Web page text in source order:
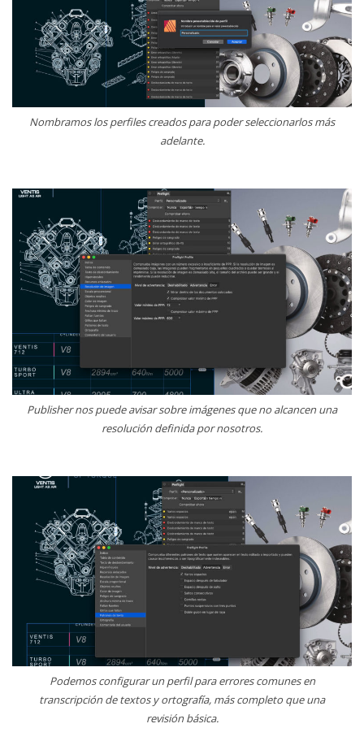
Nombramos los perfiles creados para poder seleccionarlos más
adelante.
Publisher nos puede avisar sobre imágenes que no alcancen una
resolución definida por nosotros.
Podemos configurar un perfil para errores comunes en
transcripción de textos y ortografía, más completo que una
revisión básica.